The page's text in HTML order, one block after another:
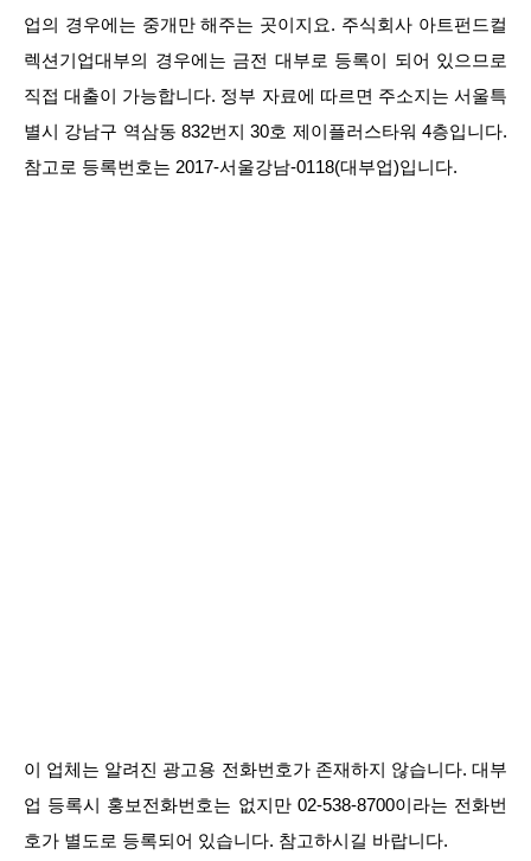
업의 경우에는 중개만 해주는 곳이지요. 주식회사 아트펀드컬
렉션기업대부의 경우에는 금전 대부로 등록이 되어 있으므로
직접 대출이 가능합니다. 정부 자료에 따르면 주소지는 서울특
별시 강남구 역삼동 832번지 30호 제이플러스타워 4층입니다.
참고로 등록번호는 2017-서울강남-0118(대부업)입니다.
이 업체는 알려진 광고용 전화번호가 존재하지 않습니다. 대부
업 등록시 홍보전화번호는 없지만 02-538-8700이라는 전화번
호가 별도로 등록되어 있습니다. 참고하시길 바랍니다.